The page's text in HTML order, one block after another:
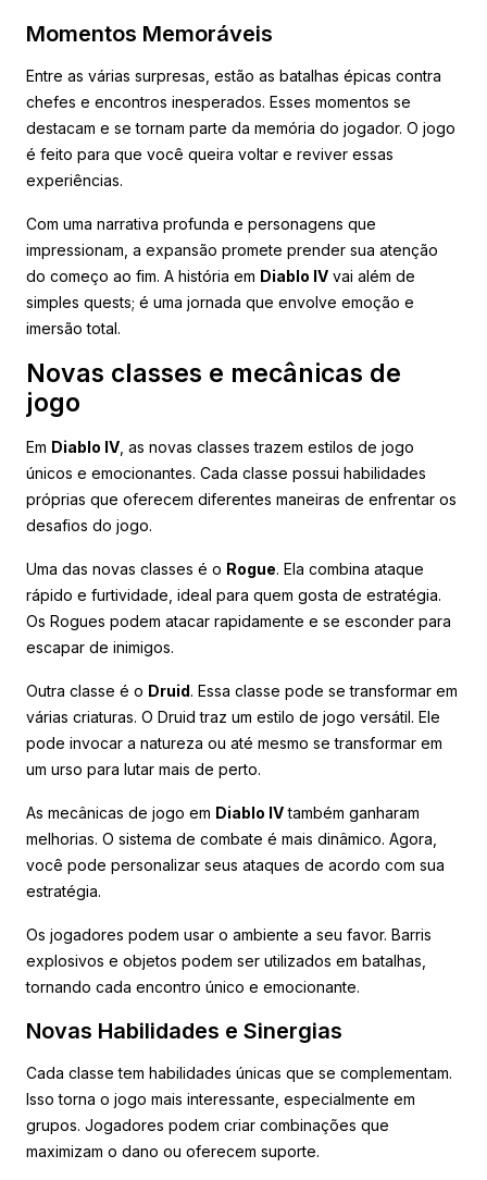
Momentos Memoráveis
Entre as várias surpresas, estão as batalhas épicas contra
chefes e encontros inesperados. Esses momentos se
destacam e se tornam parte da memória do jogador. O jogo
é feito para que você queira voltar e reviver essas
experiências.
Com uma narrativa profunda e personagens que
impressionam, a expansão promete prender sua atenção
do começo ao fim. A história em Diablo IV vai além de
simples quests; é uma jornada que envolve emoção e
imersão total.
Novas classes e mecânicas de
jogo
Em Diablo IV , as novas classes trazem estilos de jogo
únicos e emocionantes. Cada classe possui habilidades
próprias que oferecem diferentes maneiras de enfrentar os
desafios do jogo.
Uma das novas classes é o Rogue. Ela combina ataque
rápido e furtividade, ideal para quem gosta de estratégia.
Os Rogues podem atacar rapidamente e se esconder para
escapar de inimigos.
Outra classe é o Druid. Essa classe pode se transformar em
várias criaturas. O Druid traz um estilo de jogo versátil. Ele
pode invocar a natureza ou até mesmo se transformar em
um urso para lutar mais de perto.
As mecânicas de jogo em Diablo IVtambém ganharam
melhorias. O sistema de combate é mais dinâmico. Agora,
você pode personalizar seus ataques de acordo com sua
estratégia.
Os jogadores podem usar o ambiente a seu favor. Barris
explosivos e objetos podem ser utilizados em batalhas,
tornando cada encontro único e emocionante.
Novas Habilidades e Sinergias
Cada classe tem habilidades únicas que se complementam.
Isso torna o jogo mais interessante, especialmente em
grupos. Jogadores podem criar combinações que
maximizam o dano ou oferecem suporte.